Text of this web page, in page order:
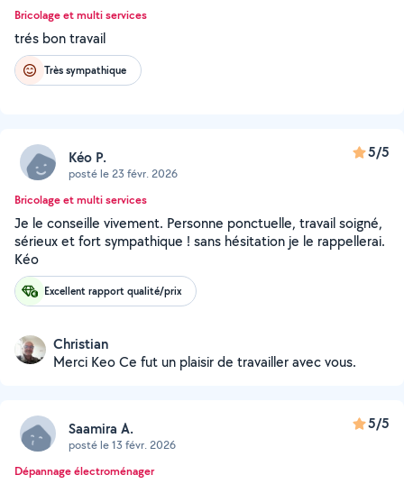
Bricolage et multi services
trés bon travail
Très sympathique
Kéo P.
posté le 23 févr. 2026
5/5
Bricolage et multi services
Je le conseille vivement. Personne ponctuelle, travail soigné,
sérieux et fort sympathique ! sans hésitation je le rappellerai.
Kéo
Excellent rapport qualité/prix
Christian
Merci Keo Ce fut un plaisir de travailler avec vous.
Saamira A.
posté le 13 févr. 2026
5/5
Dépannage électroménager